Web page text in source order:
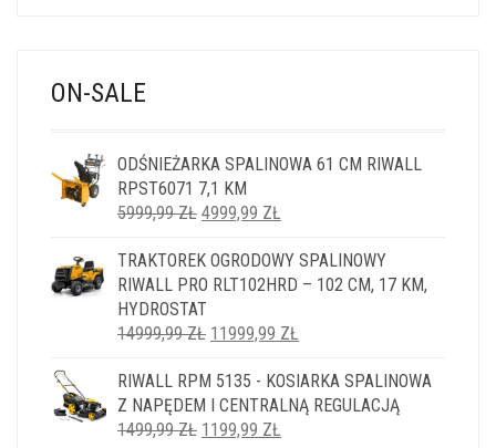
ON-SALE
ODŚNIEŻARKA SPALINOWA 61 CM RIWALL
RPST6071 7,1 KM
5999,99ZŁ PIERWOTNA
WYNOSIŁA:
5999,99 ZŁ.
4999,99 ZŁ
WYNOSI:
4999,99 ZŁ.
TRAKTOREK OGRODOWY SPALINOWY
RIWALL PRO RLT102HRD – 102 CM, 17 KM,
HYDROSTAT
14999,99ZŁ PIERWOTNA
WYNOSIŁA:
14999,99 ZŁ.
11999,99 ZŁ
WYNOSI:
11999,99 ZŁ.
RIWALL RPM 5135 - KOSIARKA SPALINOWA
Z NAPĘDEM I CENTRALNĄ REGULACJĄ
1499,99ZŁ PIERWOTNA
1199,99 ZŁ